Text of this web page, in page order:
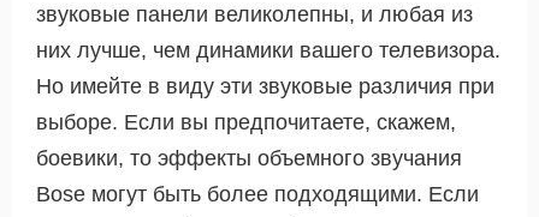
звуковые панели великолепны, и любая из
них лучше, чем динамики вашего телевизора.
Но имейте в виду эти звуковые различия при
выборе. Если вы предпочитаете, скажем,
боевики, то эффекты объемного звучания
Bose могут быть более подходящими. Если